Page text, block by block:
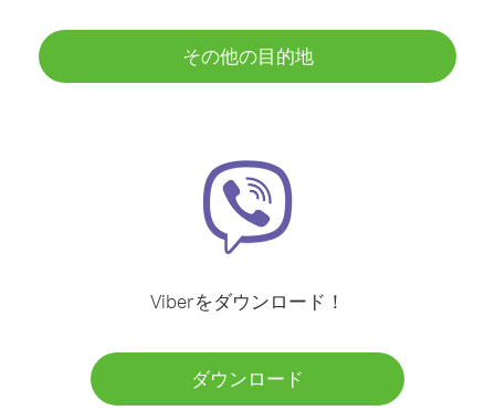
その他の目的地
Viberをダウンロード！
ダウンロード